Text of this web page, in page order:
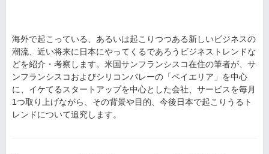
海外で起こっている、あるいは起こりつつある新しいビジネスの
潮流、近い将来に日本にやってくるであろうビジネストレンドな
どを紹介・考察します。米国サンフランシスコ在住の筆者が、サ
ンフランシスコおよびシリコンバレーの「ベイエリア」を中心
に、イケてるスタートアップを中心とした会社、サービスを毎月
1つ取り上げながら、その背景や目的、今後日本で起こりうるト
レンドについて追究します。